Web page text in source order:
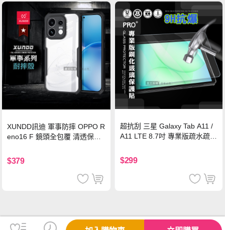
XUNDD訊迪 軍事防摔 OPPO R
eno16 F 鏡頭全包覆 清透保護
$379
超抗刮 三星 Galaxy Tab A11 /
A11 LTE 8.7吋 專業版疏水疏油
$299